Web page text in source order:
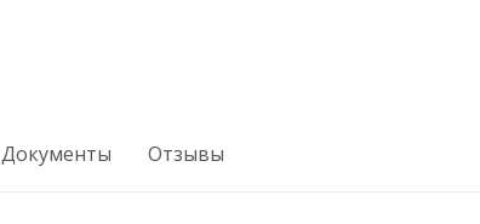
Документы Отзывы